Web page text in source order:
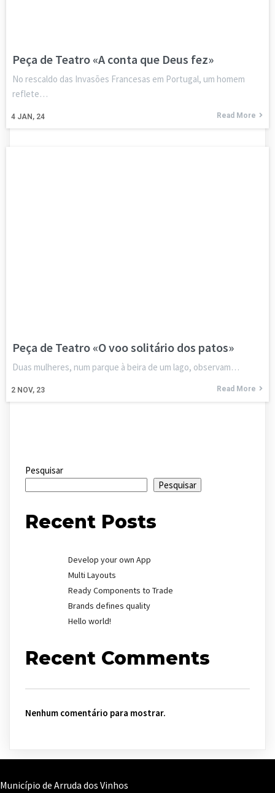
Peça de Teatro «A conta que Deus fez»
4 JAN, 24
No rescaldo das Invasões Francesas em Portugal, um homem
reflete…
Read More
Peça de Teatro «O voo solitário dos patos»
2 NOV, 23
Duas mulheres, num parque à beira de um lago, observam…
Read More
Pesquisar
Pesquisar
Recent Posts
Develop your own App
Multi Layouts
Ready Components to Trade
Brands defines quality
Hello world!
Recent Comments
Nenhum comentário para mostrar.
Município de Arruda dos Vinhos